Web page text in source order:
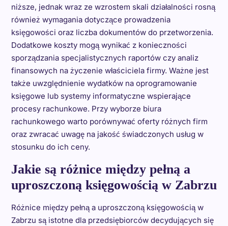
niższe, jednak wraz ze wzrostem skali działalności rosną
również wymagania dotyczące prowadzenia
księgowości oraz liczba dokumentów do przetworzenia.
Dodatkowe koszty mogą wynikać z konieczności
sporządzania specjalistycznych raportów czy analiz
finansowych na życzenie właściciela firmy. Ważne jest
także uwzględnienie wydatków na oprogramowanie
księgowe lub systemy informatyczne wspierające
procesy rachunkowe. Przy wyborze biura
rachunkowego warto porównywać oferty różnych firm
oraz zwracać uwagę na jakość świadczonych usług w
stosunku do ich ceny.
Jakie są różnice między pełną a
uproszczoną księgowością w Zabrzu
Różnice między pełną a uproszczoną księgowością w
Zabrzu są istotne dla przedsiębiorców decydujących się